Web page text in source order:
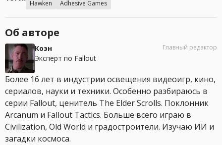
Hawken
Adhesive Games
Об авторе
Коэн
Эксперт по Fallout
Главный редактор
Более 16 лет в индустрии освещения видеоигр, кино,
сериалов, науки и техники. Особенно разбираюсь в
серии Fallout, ценитель The Elder Scrolls. Поклонник
Arcanum и Fallout Tactics. Больше всего играю в
Civilization, Old World и градостроители. Изучаю ИИ и
загадки космоса.